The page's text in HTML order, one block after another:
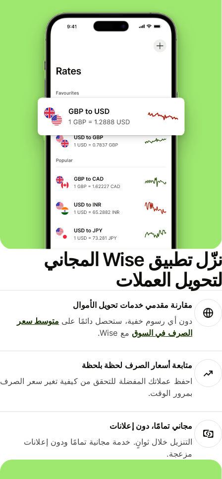
نزّل تطبيق Wise المجاني
العملات
مقارنة مقدمي خدمات تحويل الأموال
دون أي رسوم خفية، ستحصل دائمًا علىمتوسط ​​سعر
الصرف في السوقمع Wise.
متابعة أسعار الصرف لحظة بلحظة
احفظ عملاتك المفضلة للتحقق من كيفية تغير سعر الصرف
بمرور الوقت.
مجاني تمامًا، دون إعلانات
التنزيل خلال ثوانٍ. خدمة مجانية تمامًا ودون إعلانات
مزعجة.